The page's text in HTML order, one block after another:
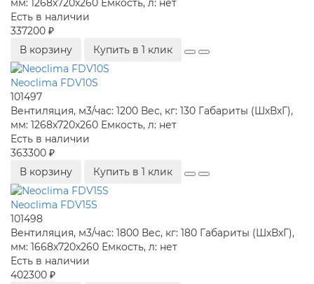
мм: 1268x720x260 Емкость, л: нет
Есть в наличии
337200 ₽
В корзину
Купить в 1 клик
Neoclima FDV10S
101497
Вентиляция, м3/час: 1200 Вес, кг: 130 Габариты (ШхВхГ),
мм: 1268x720x260 Емкость, л: нет
Есть в наличии
363300 ₽
В корзину
Купить в 1 клик
Neoclima FDV15S
101498
Вентиляция, м3/час: 1800 Вес, кг: 180 Габариты (ШхВхГ),
мм: 1668x720x260 Емкость, л: нет
Есть в наличии
402300 ₽